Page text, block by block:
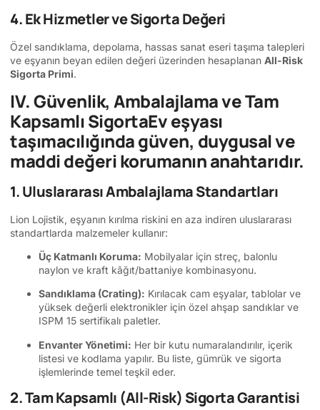
4. Ek Hizmetler ve Sigorta Değeri
Özel sandıklama, depolama, hassas sanat eseri taşıma talepleri
ve eşyanın beyan edilen değeri üzerinden hesaplanan All-Risk
Sigorta Primi.
IV. Güvenlik, Ambalajlama ve Tam
Kapsamlı SigortaEv eşyası
taşımacılığında güven, duygusal ve
maddi değeri korumanın anahtarıdır.
1. Uluslararası Ambalajlama Standartları
Lion Lojistik, eşyanın kırılma riskini en aza indiren uluslararası
standartlarda malzemeler kullanır:
Üç Katmanlı Koruma: Mobilyalar için streç, balonlu
naylon ve kraft kâğıt/battaniye kombinasyonu.
Sandıklama (Crating): Kırılacak cam eşyalar, tablolar ve
yüksek değerli elektronikler için özel ahşap sandıklar ve
ISPM 15 sertifikalı paletler.
Envanter Yönetimi: Her bir kutu numaralandırılır, içerik
listesi ve kodlama yapılır. Bu liste, gümrük ve sigorta
işlemlerinde temel teşkil eder.
2. Tam Kapsamlı (All-Risk) Sigorta Garantisi